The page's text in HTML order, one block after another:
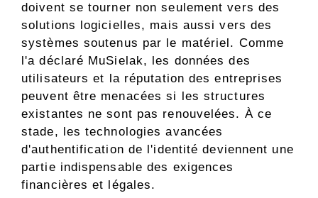
doivent se tourner non seulement vers des
solutions logicielles, mais aussi vers des
systèmes soutenus par le matériel. Comme
l'a déclaré MuSielak, les données des
utilisateurs et la réputation des entreprises
peuvent être menacées si les structures
existantes ne sont pas renouvelées. À ce
stade, les technologies avancées
d'authentification de l'identité deviennent une
partie indispensable des exigences
financières et légales.